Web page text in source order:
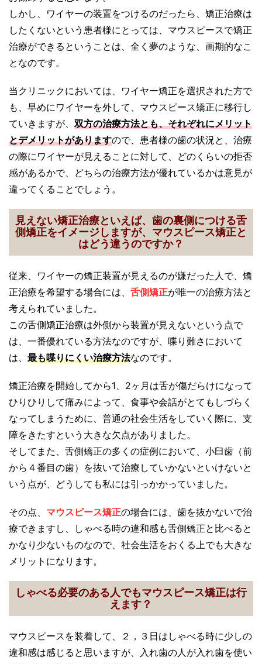
しかし、ワイヤーの装置をつけるのだったら、矯正治療は
したくないという患者様にとっては、マウスピースで矯正
治療ができるということは、全く夢のような、画期的なこ
となのです。
当クリニックにおいては、ワイヤー矯正を選択された方で
も、早めにワイヤーを外して、マウスピース矯正に移行し
ていきますが、 双方の治療方法とも、それぞれにメリット
とデメリットがありますので、患者様の歯の状況と、治療
の際にワイヤーが見えることに対して、どのくらいの拒否
感があるかで、どちらの治療方法が優れているかは意見が
違ってくることでしょう。
見えない矯正治療といえば、歯の裏側につける舌
側矯正をイメージしますが、マウスピース矯正と
はどう違うのですか？
従来、ワイヤーの矯正装置が見えるのが嫌だった人で、矯
正治療を希望する場合には、 舌側矯正が唯一の治療方法と
考えられていました。
この舌側矯正治療は外側から装置が見えないという点で
は、一番優れている方法なのですが、喋り難さにおいて
は、 最も喋りにくい治療方法なのです。
矯正治療を開始してから1、2ヶ月は舌が傷だらけになって
ひりひりして痛みによって、食事や会話がとてもしづらく
なってしまうために、普通の社会生活をしていく際に、支
障をきたすという大きな欠点がありました。
そしてまた、舌側矯正の多くの症例において、小臼歯（前
から４番目の歯）を抜いて治療していかないといけないと
いう点が、どうしても私には引っかかっていました。
その点、 マウスピース矯正の場合には、歯を抜かないで治
療できますし、しゃべる時の違和感も舌側矯正と比べると
かなり少ないものなので、社会生活をおくる上でも大きな
メリットになります。
しゃべる必要のある人でもマウスピース矯正は行
えます？
マウスピースを装着して、２，３日はしゃべる時に少しの
違和感は感じると思いますが、入れ歯の人が入れ歯を使い